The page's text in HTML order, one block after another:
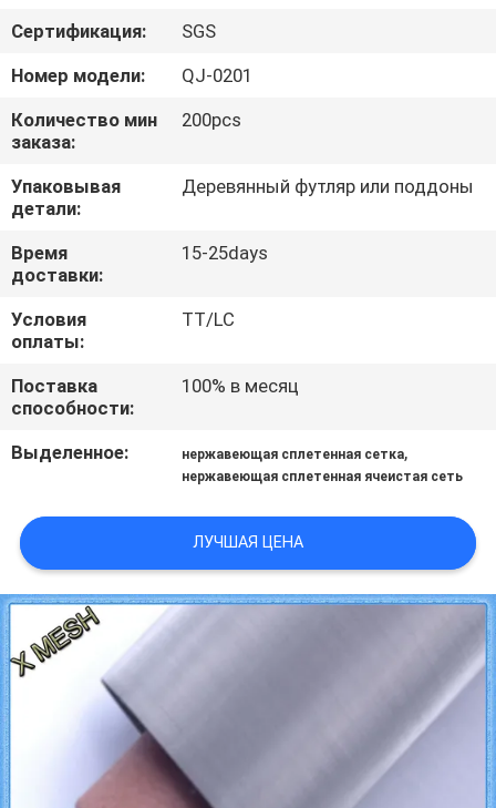
ПРОВЕРКА
КАЧЕСТВА
СВЯЖИТЕСЬ
МЫ
СПРОСИТЕ
ЦИТАТУ
САЙТА
PRIVACY
POLICY
Сертификация:
SGS
Номер модели:
QJ-0201
Количество мин
заказа:
200pcs
Упаковывая
детали:
Деревянный футляр или поддоны
Время
доставки:
15-25days
Условия
оплаты:
TT/LC
Поставка
способности:
100% в месяц
Выделенное: нержавеющая сплетенная сетка,
нержавеющая сплетенная ячеистая сеть
ЛУЧШАЯ ЦЕНА